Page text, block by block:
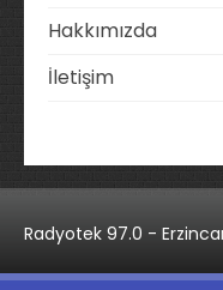
Hakkımızda
İletişim
Radyotek 97.0 -